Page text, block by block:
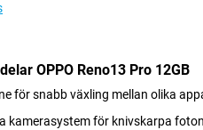
OPPO Reno13 Pro 12GB
för snabb växling mellan olika
kamerasystem för knivskarpa foton